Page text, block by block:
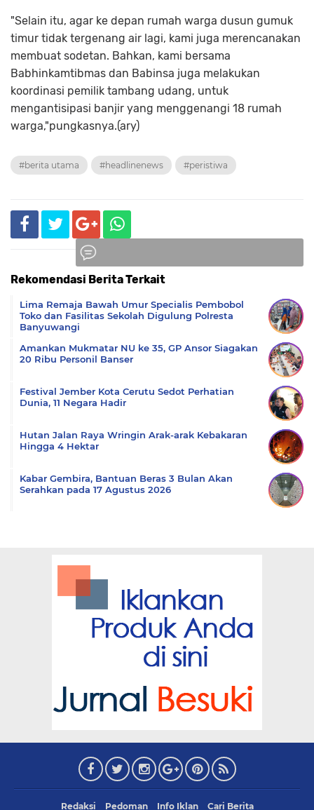
"Selain itu, agar ke depan rumah warga dusun gumuk
timur tidak tergenang air lagi, kami juga merencanakan
membuat sodetan. Bahkan, kami bersama
Babhinkamtibmas dan Babinsa juga melakukan
koordinasi pemilik tambang udang, untuk
mengantisipasi banjir yang menggenangi 18 rumah
warga,"pungkasnya.(ary)
#berita utama #headlinenews #peristiwa
Rekomendasi Berita Terkait
Lima Remaja Bawah Umur Specialis Pembobol
Toko dan Fasilitas Sekolah Digulung Polresta
Banyuwangi
Amankan Mukmatar NU ke 35, GP Ansor Siagakan
20 Ribu Personil Banser
Festival Jember Kota Cerutu Sedot Perhatian
Dunia, 11 Negara Hadir
Hutan Jalan Raya Wringin Arak-arak Kebakaran
Hingga 4 Hektar
Kabar Gembira, Bantuan Beras 3 Bulan Akan
Serahkan pada 17 Agustus 2026
Redaksi Pedoman Info Iklan Cari Berita